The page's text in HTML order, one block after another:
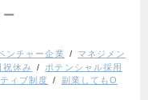
ンチャー企業
マネジメン
祝休み
ポテンシャル採用
ィブ制度
副業してもO